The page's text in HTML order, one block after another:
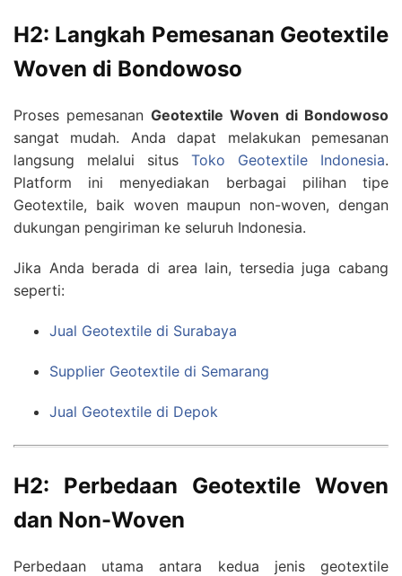
H2: Langkah Pemesanan Geotextile
Woven di Bondowoso
Proses pemesanan Geotextile Woven di Bondowoso
sangat mudah. Anda dapat melakukan pemesanan
langsung melalui situs Toko Geotextile Indonesia.
Platform ini menyediakan berbagai pilihan tipe
Geotextile, baik woven maupun non-woven, dengan
dukungan pengiriman ke seluruh Indonesia.
Jika Anda berada di area lain, tersedia juga cabang
seperti:
Jual Geotextile di Surabaya
Supplier Geotextile di Semarang
Jual Geotextile di Depok
H2: Perbedaan Geotextile Woven
dan Non-Woven
Perbedaan utama antara kedua jenis geotextile